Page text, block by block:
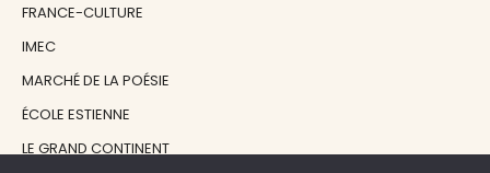
FRANCE-CULTURE
IMEC
MARCHÉ DE LA POÉSIE
ÉCOLE ESTIENNE
LE GRAND CONTINENT